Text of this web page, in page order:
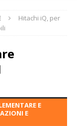
Hitachi iQ, per
E
E